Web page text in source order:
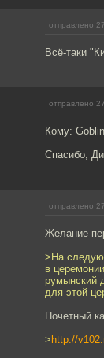
отправлено
Всё-таки
отправлено
Кому:
Спасибо,
отправлено
Желание
>На
в
румынский
для этой
Почетный
> http://